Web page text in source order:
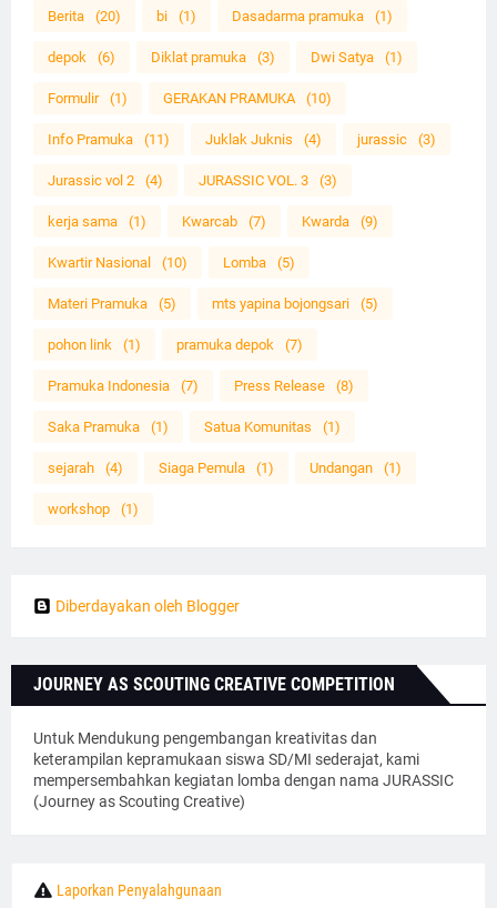
Berita (20) bi (1) Dasadarma pramuka (1)
depok (6) Diklat pramuka (3) Dwi Satya (1)
Formulir (1) GERAKAN PRAMUKA (10)
Info Pramuka (11) Juklak Juknis (4) jurassic (3)
Jurassic vol 2 (4) JURASSIC VOL. 3 (3)
kerja sama (1) Kwarcab (7) Kwarda (9)
Kwartir Nasional (10) Lomba (5)
Materi Pramuka (5) mts yapina bojongsari (5)
pohon link (1) pramuka depok (7)
Pramuka Indonesia (7) Press Release (8)
Saka Pramuka (1) Satua Komunitas (1)
sejarah (4) Siaga Pemula (1) Undangan (1)
workshop (1)
Diberdayakan oleh Blogger
JOURNEY AS SCOUTING CREATIVE COMPETITION
Untuk Mendukung pengembangan kreativitas dan
keterampilan kepramukaan siswa SD/MI sederajat, kami
mempersembahkan kegiatan lomba dengan nama JURASSIC
(Journey as Scouting Creative)
Laporkan Penyalahgunaan